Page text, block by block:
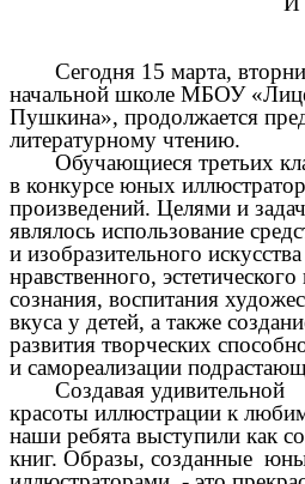
Сегодня 15 марта,
начальной школе МБОУ
Пушкина», продолжается
литературному чтению.
Обучающиеся третьих
в конкурсе юных
произведений. Целями и
являлось использование
и изобразительного
нравственного,
сознания, воспитания
вкуса у детей, а также
развития творческих
и самореализации
Создавая удивительной
красоты иллюстрации к
наши ребята выступили как
книг. Образы, созданные